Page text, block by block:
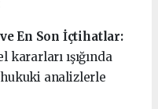
En Son İçtihatlar:
kararları ışığında
hukuki analizlerle